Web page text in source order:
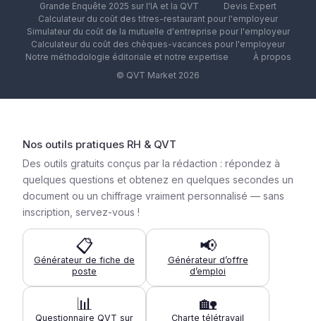
Grande Enquête 2025 sur l'IA et la QVT
Devis Expert
Calculateur du coût des titres-restaurant pour l'employeur
Simulateur du coût de la mutuelle d'entreprise pour l'employeur
Calculateur du coût des chèques-vacances pour l'employeur
Notre méthodologie éditoriale et notre expertise
À propos
© QVT Market 2026
Nos outils pratiques RH & QVT
Des outils gratuits conçus par la rédaction : répondez à
quelques questions et obtenez en quelques secondes un
document ou un chiffrage vraiment personnalisé — sans
inscription, servez-vous !
📋
Générateur de fiche de
poste
📢
Générateur d’offre
d’emploi
📊
Questionnaire QVT sur
🏡
Charte télétravail